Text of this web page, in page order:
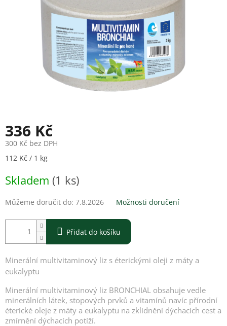
336 Kč
300 Kč bez DPH
Měrná
112 Kč / 1 kg
Skladem (1 ks)
Můžeme doručit do: 7.8.2026 Možnosti doručení
Přidat do košíku
Minerální multivitaminový liz s éterickými oleji z máty a
eukalyptu
Minerální multivitaminový liz BRONCHIAL obsahuje vedle
minerálních látek, stopových prvků a vitamínů navíc přírodní
éterické oleje z máty a eukalyptu na zklidnění dýchacích cest a
zmírnění dýchacích potíží.